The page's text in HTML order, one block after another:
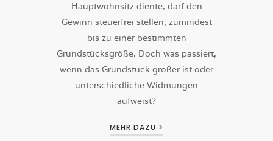
Hauptwohnsitz diente, darf den
Gewinn steuerfrei stellen, zumindest
bis zu einer bestimmten
Grundstücksgröße. Doch was passiert,
wenn das Grundstück größer ist oder
unterschiedliche Widmungen
aufweist?
MEHR DAZU >